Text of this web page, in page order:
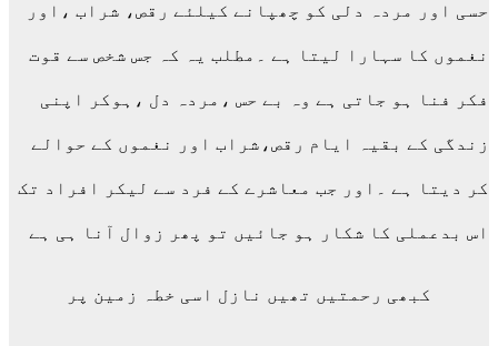
حسی اور مردہ دلی کو چھپانے کیلئے رقص، شراب ،اور
نغموں کا سہارا لیتا ہے ۔مطلب یہ کہ جس شخص سے قوت
فکر فنا ہو جاتی ہے وہ بے حس ،مردہ دل ،ہوکر اپنی
زندگی کے بقیہ ایام رقص،شراب اور نغموں کے حوالے
کر دیتا ہے ۔اور جب معاشرے کے فرد سے لیکر افراد تک
اس بدعملی کا شکار ہو جائیں تو پھر زوال آنا ہی ہے
کبھی رحمتیں تھیں نازل اسی خطہ زمین پر